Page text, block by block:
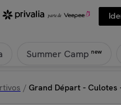
Summer Camp new
/ Grand Départ - Culotes